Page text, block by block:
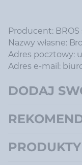
Producent: BROS
Nazwy własne:
Adres pocztowy:
Adres e-mail:
DODAJ